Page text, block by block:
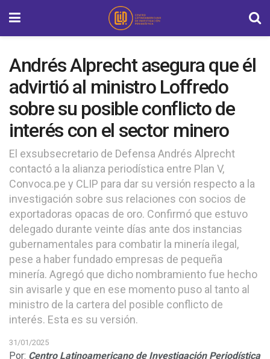
Andrés Alprecht asegura que él
advirtió al ministro Loffredo
sobre su posible conflicto de
interés con el sector minero
El exsubsecretario de Defensa Andrés Alprecht
contactó a la alianza periodística entre Plan V,
Convoca.pe y CLIP para dar su versión respecto a la
investigación sobre sus relaciones con socios de
exportadoras opacas de oro. Confirmó que estuvo
delegado durante veinte días ante dos instancias
gubernamentales para combatir la minería ilegal,
pese a haber fundado empresas de pequeña
minería. Agregó que dicho nombramiento fue hecho
sin avisarle y que en ese momento puso al tanto al
ministro de la cartera del posible conflicto de
interés. Esta es su versión.
31/01/2025
Por: Centro Latinoamericano de Investigación Periodística